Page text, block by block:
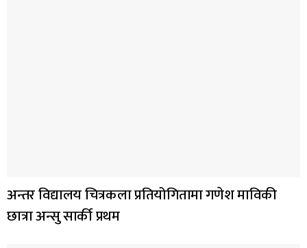
अन्तर विद्यालय चित्रकला प्रतियोगितामा गणेश माविकी
छात्रा अन्सु सार्की प्रथम